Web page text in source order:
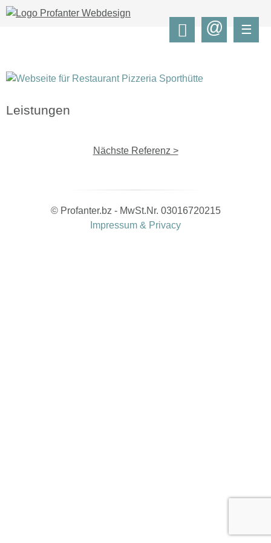
@ ☰
Leistungen
Nächste Referenz >
© Profanter.bz - MwSt.Nr. 03016720215
Impressum & Privacy